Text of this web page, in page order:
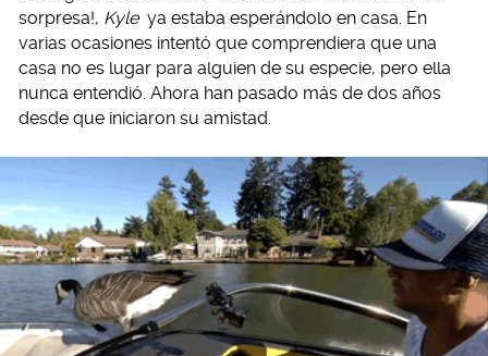
sorpresa!, Kyle ya estaba esperándolo en casa. En
varias ocasiones intentó que comprendiera que una
casa no es lugar para alguien de su especie, pero ella
nunca entendió. Ahora han pasado más de dos años
desde que iniciaron su amistad.